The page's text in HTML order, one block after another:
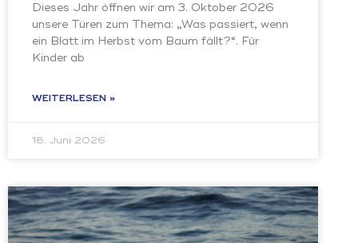
Dieses Jahr öffnen wir am 3. Oktober 2026
unsere Türen zum Thema: „Was passiert, wenn
ein Blatt im Herbst vom Baum fällt?“. Für
Kinder ab
WEITERLESEN »
18. Juni 2026